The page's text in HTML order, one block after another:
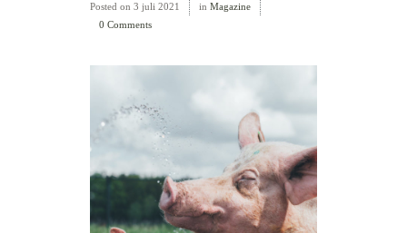
Posted on 3 juli 2021 in Magazine
0 Comments